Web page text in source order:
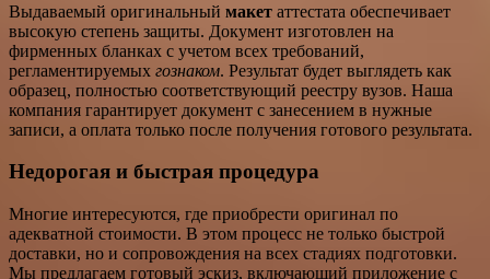
Выдаваемый оригинальный макет аттестата обеспечивает
высокую степень защиты. Документ изготовлен на
фирменных бланках с учетом всех требований,
регламентируемых гознаком. Результат будет выглядеть как
образец, полностью соответствующий реестру вузов. Наша
компания гарантирует документ с занесением в нужные
записи, а оплата только после получения готового результата.
Недорогая и быстрая процедура
Многие интересуются, где приобрести оригинал по
адекватной стоимости. В этом процесс не только быстрой
доставки, но и сопровождения на всех стадиях подготовки.
Мы предлагаем готовый эскиз, включающий приложение с